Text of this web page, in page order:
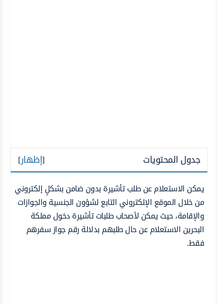
جدول المحتويات [إظهار]
يمكن الاستعلام عن طلب تأشيرة بدون ضامن بشكلٍ إلكتروني
من خلال الموقع الإلكتروني التابع لشؤون الجنسية والجوازات
والإقامة، حيث يمكن لأصحاب طلبات تأشيرة دخول مملكة
البحرين الاستعلام عن حال طلبهم بدلالة رقم جواز سفرهم
فقط.